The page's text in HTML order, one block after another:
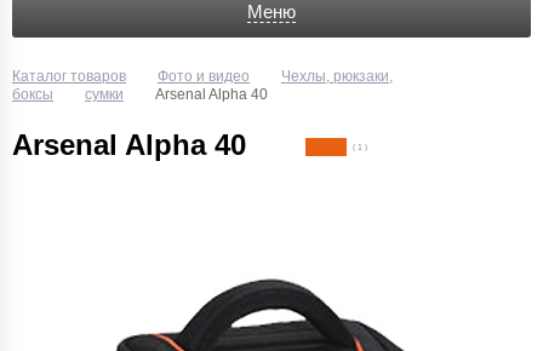
Меню
Каталог товаров Фото и видео
Чехлы, рюкзаки,
боксы
сумки Arsenal Alpha 40
Arsenal Alpha 40 ( 1 )